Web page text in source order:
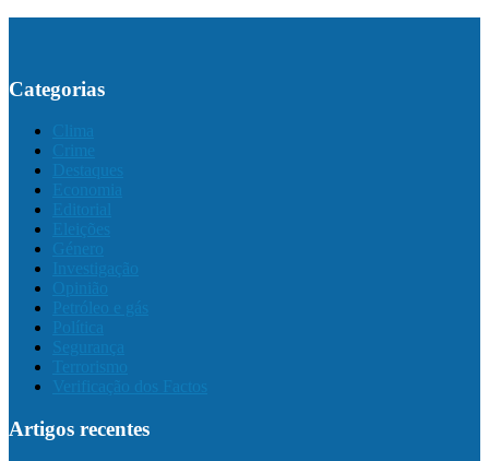
Categorias
Artigos recentes